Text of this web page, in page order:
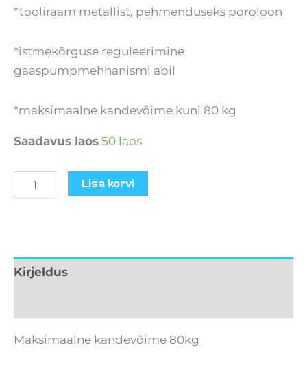
*tooliraam metallist, pehmenduseks poroloon
*istmekõrguse reguleerimine
gaaspumpmehhanismi abil
*maksimaalne kandevõime kuni 80 kg
Saadavus laos 50 laos
Lisa korvi
Kirjeldus
Maksimaalne kandevõime 80kg